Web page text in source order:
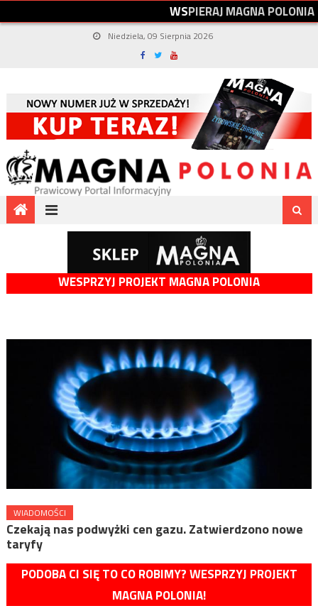
WSPIERAJMAGNAPOLONIA
Niedziela, 09 Sierpnia 2026
WESPRZYJ PROJEKT MAGNA POLONIA
WIADOMOŚCI
Czekają nas podwyżki cen gazu. Zatwierdzono nowe
taryfy
PODOBA CI SIĘ TO CO ROBIMY? WESPRZYJ PROJEKT
MAGNA POLONIA!